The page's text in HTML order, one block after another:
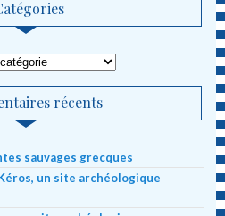
récents
sauvages grecques
Kéros, un site archéologique